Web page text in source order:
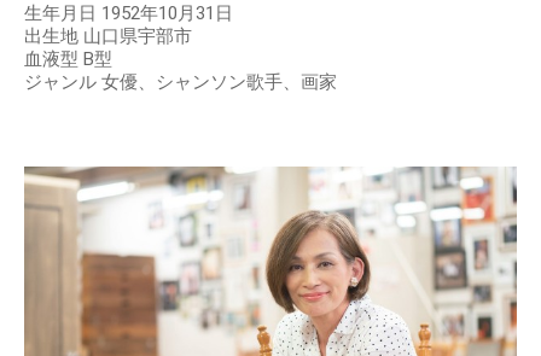
生年月日 1952年10月31日
出生地 山口県宇部市
血液型 B型
ジャンル 女優、シャンソン歌手、画家